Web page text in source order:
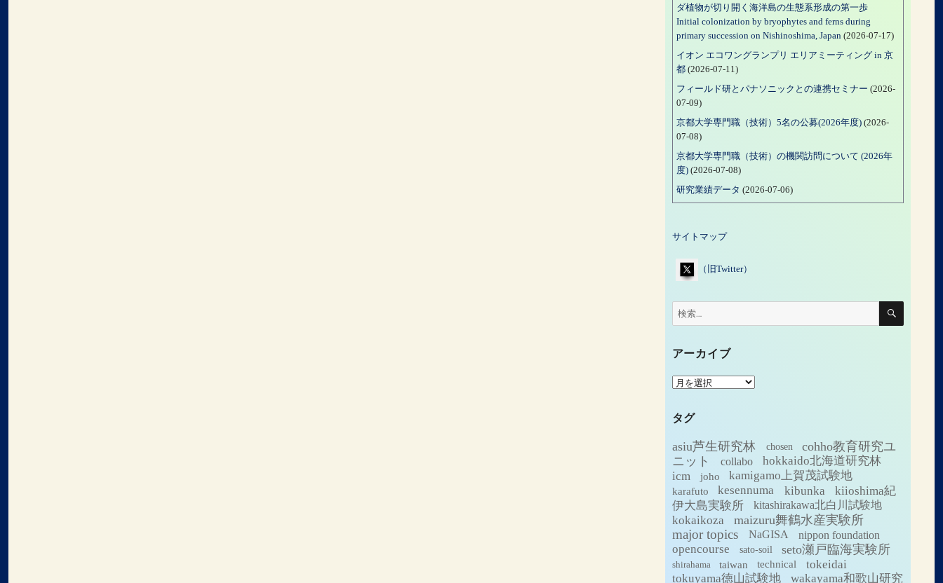
ダ植物が切り開く海洋島の生態系形成の第一歩
Initial colonization by bryophytes and ferns during
primary succession on Nishinoshima, Japan (2026-07-17)
イオン エコワングランプリ エリアミーティング in 京
都(2026-07-11)
フィールド研とパナソニックとの連携セミナー (2026-
07-09)
京都大学専門職（技術）5名の公募(2026年度)(2026-
07-08)
京都大学専門職（技術）の機関訪問について (2026年
度)(2026-07-08)
研究業績データ (2026-07-06)
サイトマップ
（旧Twitter）
検
検
アーカイブ
ア
カ
イ
タグ
asiu芦生研究林 chosen
cohho教育研究ユ
ニット
collabo hokkaido北海道研究林
icm joho kamigamo上賀茂試験地
karafuto kesennuma kibunka
kiioshima紀
伊大島実験所
kitashirakawa北白川試験地
kokaikoza maizuru舞鶴水産実験所
major topics NaGISA nippon foundation
opencourse sato-soil seto瀬戸臨海実験所
shirahama taiwan technical
tokeidai
tokuyama徳山試験地
wakayama和歌山研究